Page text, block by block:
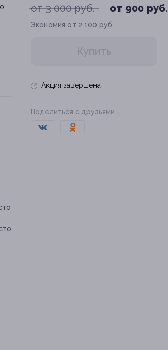
от 3 000 руб. от 900 руб.
Экономия от 2 100 руб.
Купить
Акция завершена
Поделиться с друзьями